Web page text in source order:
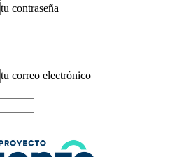
tu contraseña
tu correo electrónico